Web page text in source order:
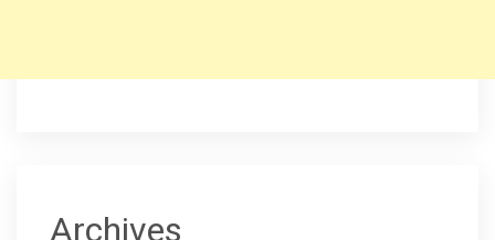
Archives